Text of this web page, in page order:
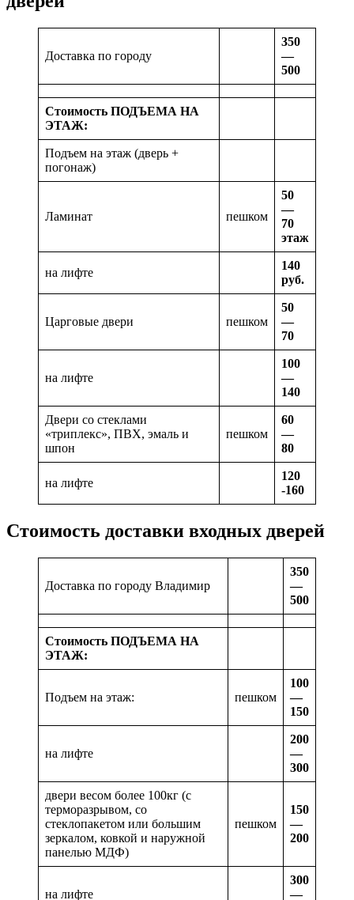
Доставка по городу
350
—
500
Стоимость ПОДЪЕМА НА
ЭТАЖ:
Подъем на этаж (дверь +
погонаж)
Ламинат пешком
50
—
70
этаж
на лифте
140
руб.
Царговые двери пешком
50
—
70
на лифте
100
—
140
Двери со стеклами
«триплекс», ПВХ, эмаль и
шпон
пешком
60
—
80
на лифте
120
-160
Стоимость доставки входных дверей
Доставка по городу Владимир
350
—
500
Стоимость ПОДЪЕМА НА
ЭТАЖ:
Подъем на этаж: пешком
100
—
150
на лифте
200
—
300
двери весом более 100кг (с
терморазрывом, со
стеклопакетом или большим
зеркалом, ковкой и наружной
панелью МДФ)
пешком
150
—
200
на лифте
300
—